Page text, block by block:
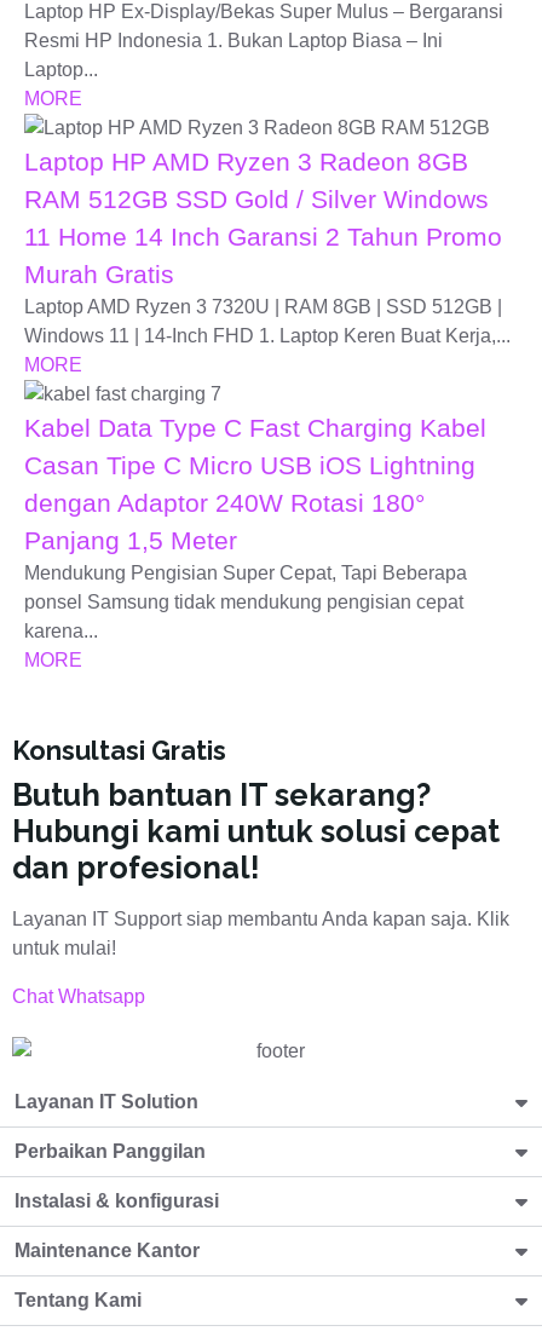
Laptop HP Ex-Display/Bekas Super Mulus – Bergaransi
Resmi HP Indonesia 1. Bukan Laptop Biasa – Ini
Laptop...
MORE
Laptop HP AMD Ryzen 3 Radeon 8GB
RAM 512GB SSD Gold / Silver Windows
11 Home 14 Inch Garansi 2 Tahun Promo
Murah Gratis
Laptop AMD Ryzen 3 7320U | RAM 8GB | SSD 512GB |
Windows 11 | 14-Inch FHD 1. Laptop Keren Buat Kerja,...
MORE
Kabel Data Type C Fast Charging Kabel
Casan Tipe C Micro USB iOS Lightning
dengan Adaptor 240W Rotasi 180°
Panjang 1,5 Meter
Mendukung Pengisian Super Cepat, Tapi Beberapa
ponsel Samsung tidak mendukung pengisian cepat
karena...
MORE
Konsultasi Gratis
Butuh bantuan IT sekarang?
Hubungi kami untuk solusi cepat
dan profesional!
Layanan IT Support siap membantu Anda kapan saja. Klik
untuk mulai!
Chat Whatsapp
Layanan IT Solution
Perbaikan Panggilan
Instalasi & konfigurasi
Maintenance Kantor
Tentang Kami